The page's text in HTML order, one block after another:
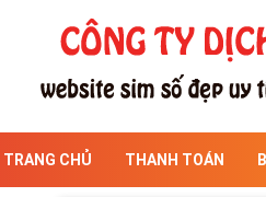
TRANG CHỦ THANH TOÁN